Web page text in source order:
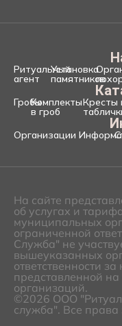
Ритуальный
агент
Установка
памятников
ГробыКомплекты
в гроб
Кресты
Организации
На сайте
об услугах и
муниципальных
ограниченной
Служба" не
вышеуказанных
ответственности
представленной
организаций.
©2026 ООО
служба". Все